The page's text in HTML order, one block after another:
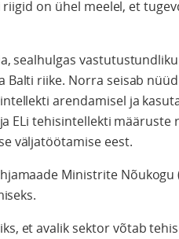
riigid on ühel meelel, et
sealhulgas
riike. Norra seisab
arendamisel ja
ELi tehisintellekti määruste
väljatöötamise eest.
Ministrite Nõukogu
et avalik sektor võtab